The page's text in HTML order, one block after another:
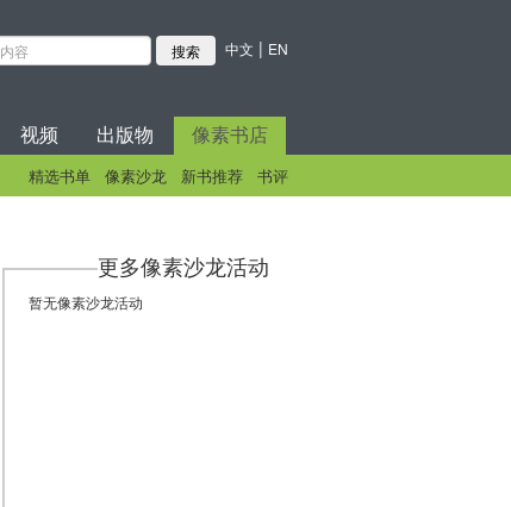
中文 | EN
视频 出版物 像素书店
精选书单 像素沙龙 新书推荐 书评
更多像素沙龙活动
暂无像素沙龙活动